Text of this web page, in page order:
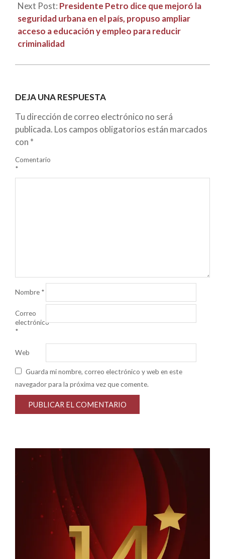
Next Post: Presidente Petro dice que mejoró la
seguridad urbana en el país, propuso ampliar
acceso a educación y empleo para reducir
criminalidad
DEJA UNA RESPUESTA
Tu dirección de correo electrónico no será
publicada. Los campos obligatorios están marcados
con *
Comentario
*
Nombre *
Correo
electrónico
*
Web
Guarda mi nombre, correo electrónico y web en este
navegador para la próxima vez que comente.